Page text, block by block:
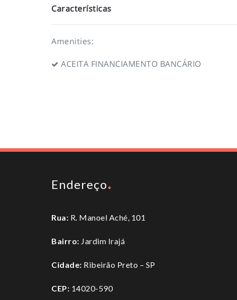
Características
Amenities:
ACEITA FINANCIAMENTO BANCÁRIO
Endereço
Rua: R. Manoel Aché, 101
Bairro: Jardim Irajá
Cidade: Ribeirão Preto – SP
CEP: 14020-590